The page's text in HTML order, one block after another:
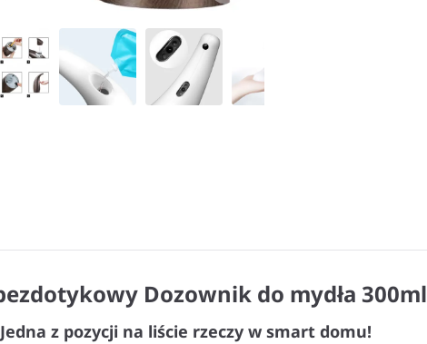
Dozownik do mydła 300ml
z pozycji na liście rzeczy w smart domu!